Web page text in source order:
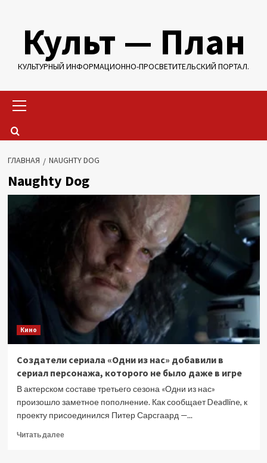
содержимому
Культ — План
КУЛЬТУРНЫЙ ИНФОРМАЦИОННО-ПРОСВЕТИТЕЛЬСКИЙ ПОРТАЛ.
меню
ГЛАВНАЯ NAUGHTY DOG
Naughty Dog
Кино
Создатели сериала «Одни из нас» добавили в
сериал персонажа, которого не было даже в игре
В актерском составе третьего сезона «Одни из нас»
произошло заметное пополнение. Как сообщает Deadline, к
проекту присоединился Питер Сарсгаард —...
Читать далееПрочитать